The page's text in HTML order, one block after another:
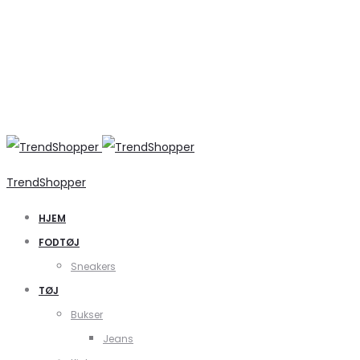
TrendShopper
HJEM
FODTØJ
Sneakers
TØJ
Bukser
Jeans